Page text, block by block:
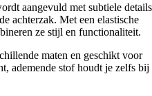
aangevuld met subtiele details
achterzak. Met een elastische
ze stijl en functionaliteit.
maten en geschikt voor
ademende stof houdt je zelfs bij